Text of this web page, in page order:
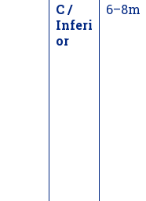
C /
Inferi
or
6–8m